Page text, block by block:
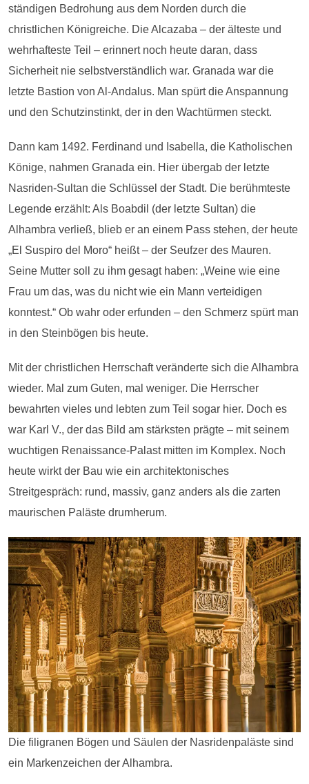
ständigen Bedrohung aus dem Norden durch die
christlichen Königreiche. Die Alcazaba – der älteste und
wehrhafteste Teil – erinnert noch heute daran, dass
Sicherheit nie selbstverständlich war. Granada war die
letzte Bastion von Al-Andalus. Man spürt die Anspannung
und den Schutzinstinkt, der in den Wachtürmen steckt.
Dann kam 1492. Ferdinand und Isabella, die Katholischen
Könige, nahmen Granada ein. Hier übergab der letzte
Nasriden-Sultan die Schlüssel der Stadt. Die berühmteste
Legende erzählt: Als Boabdil (der letzte Sultan) die
Alhambra verließ, blieb er an einem Pass stehen, der heute
„El Suspiro del Moro“ heißt – der Seufzer des Mauren.
Seine Mutter soll zu ihm gesagt haben: „Weine wie eine
Frau um das, was du nicht wie ein Mann verteidigen
konntest.“ Ob wahr oder erfunden – den Schmerz spürt man
in den Steinbögen bis heute.
Mit der christlichen Herrschaft veränderte sich die Alhambra
wieder. Mal zum Guten, mal weniger. Die Herrscher
bewahrten vieles und lebten zum Teil sogar hier. Doch es
war Karl V., der das Bild am stärksten prägte – mit seinem
wuchtigen Renaissance-Palast mitten im Komplex. Noch
heute wirkt der Bau wie ein architektonisches
Streitgespräch: rund, massiv, ganz anders als die zarten
maurischen Paläste drumherum.
Die filigranen Bögen und Säulen der Nasridenpaläste sind
ein Markenzeichen der Alhambra.